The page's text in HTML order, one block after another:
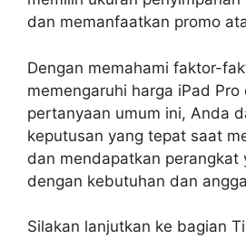
dan memanfaatkan promo
Dengan memahami faktor-
memengaruhi harga iPad
pertanyaan umum ini, Anda
keputusan yang tepat saat
dan mendapatkan perangkat
dengan kebutuhan dan
Silakan lanjutkan ke bagian